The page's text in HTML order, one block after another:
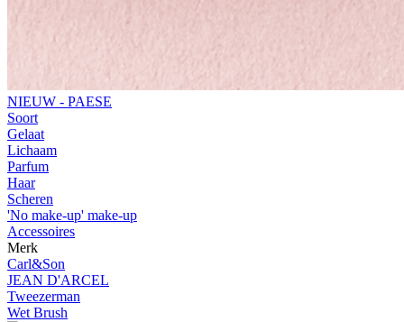
NIEUW - PAESE
Soort
Gelaat
Lichaam
Parfum
Haar
Scheren
'No make-up' make-up
Accessoires
Merk
Carl&Son
JEAN D'ARCEL
Tweezerman
Wet Brush